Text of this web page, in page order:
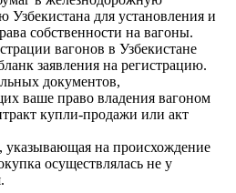
Узбекистана для установления и
собственности на вагоны.
вагонов в Узбекистане
заявления на регистрацию.
документов,
ваше право владения вагоном
купли-продажи или акт
указывающая на происхождение
осуществлялась не у